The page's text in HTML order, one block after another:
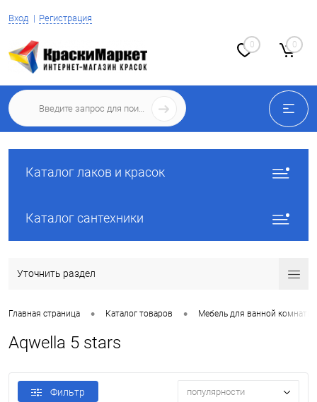
Вход Регистрация
0 0
Каталог лаков и красок
Каталог сантехники
Уточнить раздел
Главная страница • Каталог товаров • Мебель для ванной комнаты
Aqwella 5 stars
Фильтр популярности